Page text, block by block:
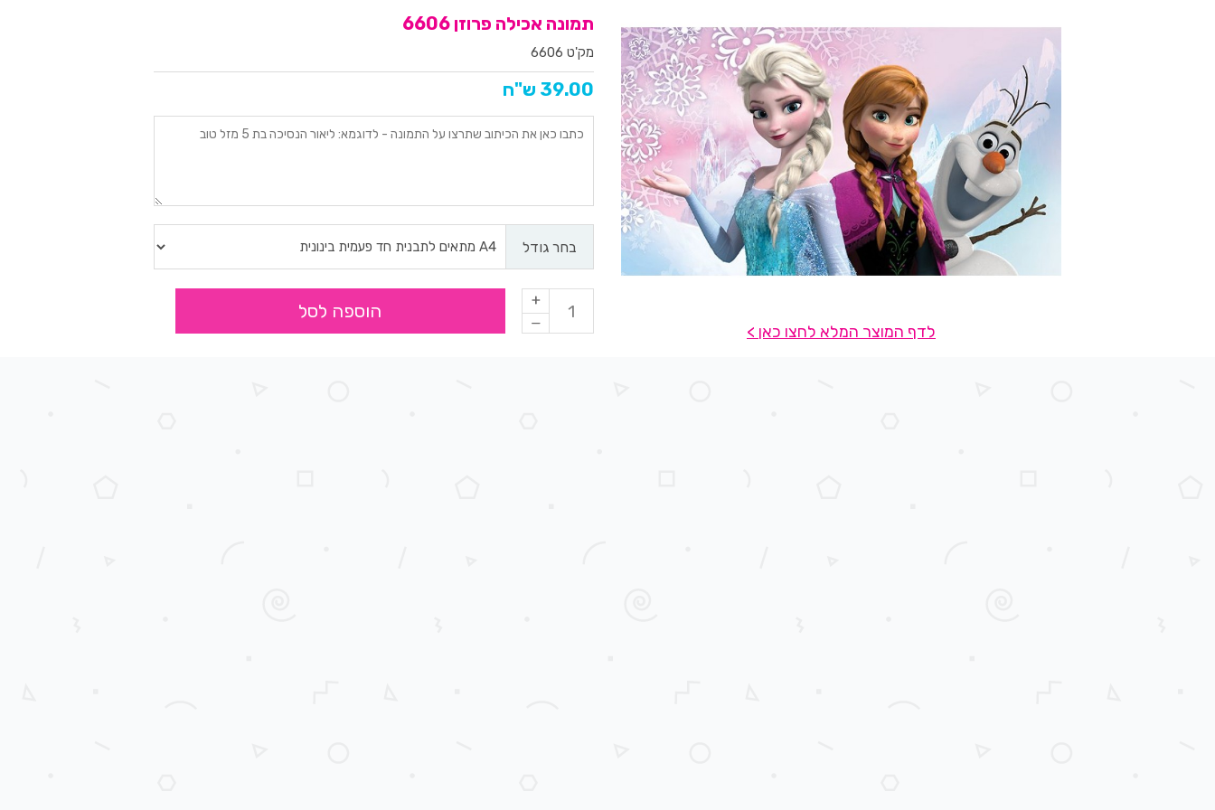
לדף המוצר המלא לחצו כאן >
תמונה אכילה פרוזן 6606
מק'ט 6606
39.00 ש"ח
בחר גודל
הוספה לסל